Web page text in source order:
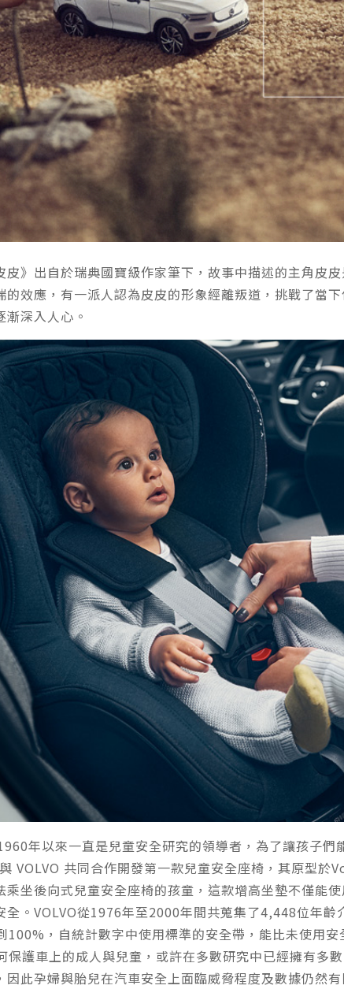
》出自於瑞典國寶級作家筆下，故事中描述的主角皮
效應，有一派人認為皮皮的形象經離叛道，挑戰了當
漸深入人心。
年以來一直是兒童安全研究的領導者，為了讓孩子
共同合作開發第一款兒童安全座椅，其原型於
坐後向式兒童安全座椅的孩童，這款增高坐墊不僅能
全。VOLVO從1976年至2000年間共蒐集了4,448位年
，自統計數字中使用標準的安全帶，能比未使用
護車上的成人與兒童，或許在多數研究中已經擁有多
此孕婦與胎兒在汽車安全上面臨威脅程度及數據仍然